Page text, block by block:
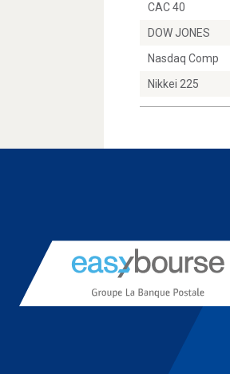
CAC 40
DOW JONES
Nasdaq Comp
Nikkei 225